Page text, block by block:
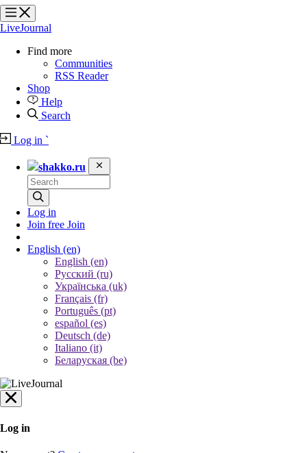
?
?
LiveJournal
Find more
Communities
RSS Reader
Shop
Help
Search
Log in `
shakko.ru
Log in
Join free Join
English (en)
English (en)
Русский (ru)
Українська (uk)
Français (fr)
Português (pt)
español (es)
Deutsch (de)
Italiano (it)
Беларуская (be)
Log in